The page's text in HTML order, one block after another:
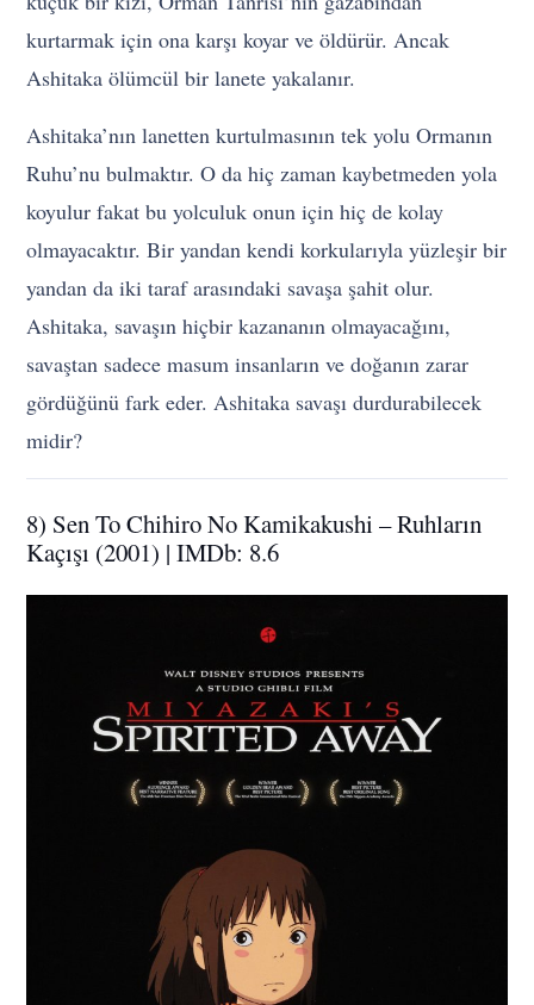
kurtarmak için ona karşı koyar ve öldürür. Ancak
Ashitaka ölümcül bir lanete yakalanır.
Ashitaka’nın lanetten kurtulmasının tek yolu Ormanın
Ruhu’nu bulmaktır. O da hiç zaman kaybetmeden yola
koyulur fakat bu yolculuk onun için hiç de kolay
olmayacaktır. Bir yandan kendi korkularıyla yüzleşir bir
yandan da iki taraf arasındaki savaşa şahit olur.
Ashitaka, savaşın hiçbir kazananın olmayacağını,
savaştan sadece masum insanların ve doğanın zarar
gördüğünü fark eder. Ashitaka savaşı durdurabilecek
midir?
8) Sen To Chihiro No Kamikakushi – Ruhların
Kaçışı (2001) | IMDb: 8.6